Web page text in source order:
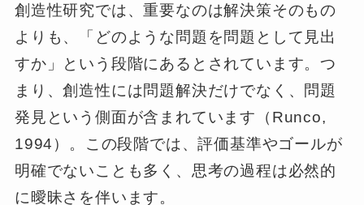
創造性研究では、重要なのは解決策そのもの
よりも、「どのような問題を問題として見出
すか」という段階にあるとされています。つ
まり、創造性には問題解決だけでなく、問題
発見という側面が含まれています（Runco,
1994）。この段階では、評価基準やゴールが
明確でないことも多く、思考の過程は必然的
に曖昧さを伴います。